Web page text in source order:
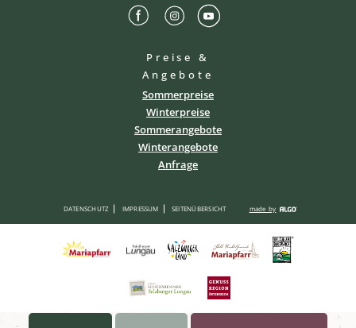
Preise &
Angebote
Sommerpreise
Winterpreise
Sommerangebote
Winterangebote
Anfrage
DATENSCHUTZ IMPRESSUM SEITENÜBERSICHT made by